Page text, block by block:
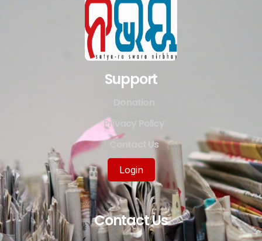
Support
Privacy Policy
Contact Us
Login
Contact Us